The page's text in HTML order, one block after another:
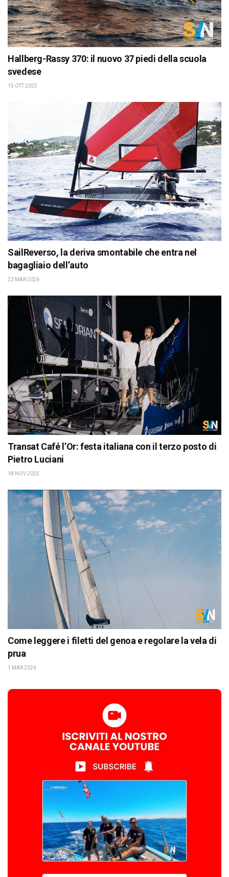
Hallberg-Rassy 370: il nuovo 37 piedi della scuola
svedese
15 OTT 2025
SailReverso, la deriva smontabile che entra nel
bagagliaio dell’auto
23 MAR 2026
Transat Café l’Or: festa italiana con il terzo posto di
Pietro Luciani
18 NOV 2025
Come leggere i filetti del genoa e regolare la vela di
prua
1 MAR 2026